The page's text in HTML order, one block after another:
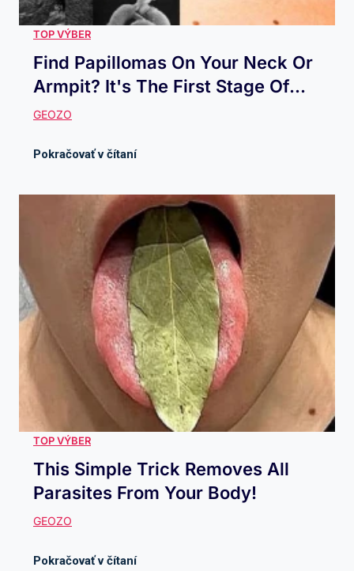
Find Papillomas On Your Neck Or
Armpit? It's The First Stage Of...
This Simple Trick Removes All
Parasites From Your Body!